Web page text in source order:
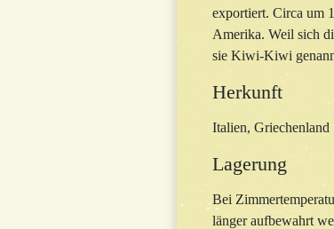
exportiert. Circa um
Amerika. Weil sich
sie Kiwi-Kiwi
Herkunft
Italien, Griechenland
Lagerung
Bei
länger aufbewahrt